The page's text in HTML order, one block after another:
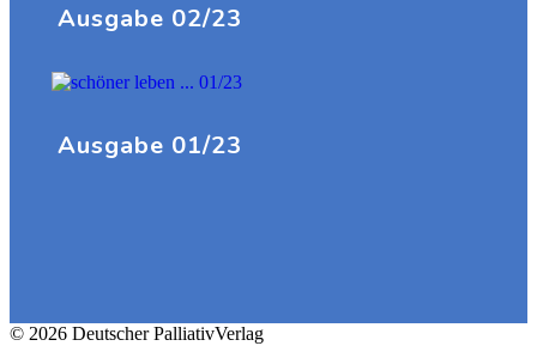
Ausgabe 02/23
Ausgabe 01/23
© 2026 Deutscher PalliativVerlag